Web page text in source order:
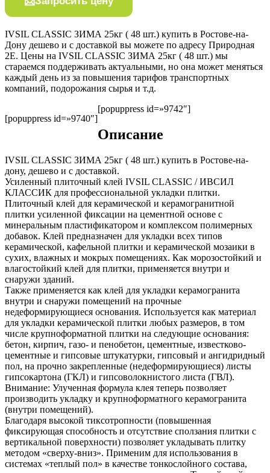
IVSIL CLASSIC ЗИМА 25кг ( 48 шт.) купить в Ростове-на-
Дону дешево и с доставкой вы можете по адресу Природная
2Е. Цены на IVSIL CLASSIC ЗИМА 25кг ( 48 шт.) мы
стараемся поддерживать актуальными, но она может меняться
каждый день из за повышения тарифов транспортных
компаний, подорожания сырья и т.д.
[popuppress id=»9740″]
[popuppress id=»9742″]
Описание
IVSIL CLASSIC ЗИМА 25кг ( 48 шт.) купить в Ростове-на-
дону, дешево и с доставкой.
Усиленный плиточный клей IVSIL CLASSIC / ИВСИЛ
КЛАССИК для профессиональной укладки плитки.
Плиточный клей для керамической и керамогранитной
плитки усиленной фиксации на цементной основе с
минеральным пластификатором и комплексом полимерных
добавок. Клей предназначен для укладки всех типов
керамической, кафельной плитки и керамической мозаики в
сухих, влажных и мокрых помещениях. Как морозостойкий и
влагостойкий клей для плитки, применяется внутри и
снаружи зданий.
Также применяется как клей для укладки керамогранита
внутри и снаружи помещений на прочные
недеформирующиеся основания. Используется как материал
для укладки керамической плитки любых размеров, в том
числе крупноформатной плитки на следующие основания:
бетон, кирпич, газо- и пенобетон, цементные, известково-
цементные и гипсовые штукатурки, гипсовый и ангидридный
пол, на прочно закрепленные (недеформирующиеся) листы
гипсокартона (ГКЛ) и гипсоволокнистого листа (ГВЛ).
Внимание: Улученная формула клея теперь позволяет
производить укладку и крупноформатного керамогранита
(внутри помещений).
Благодаря высокой тиксотропности (повышенная
фиксирующая способность и отсутствие сползания плитки с
вертикальной поверхности) позволяет укладывать плитку
методом «сверху-вниз». Применим для использования в
системах «теплый пол» в качестве тонкослойного состава,